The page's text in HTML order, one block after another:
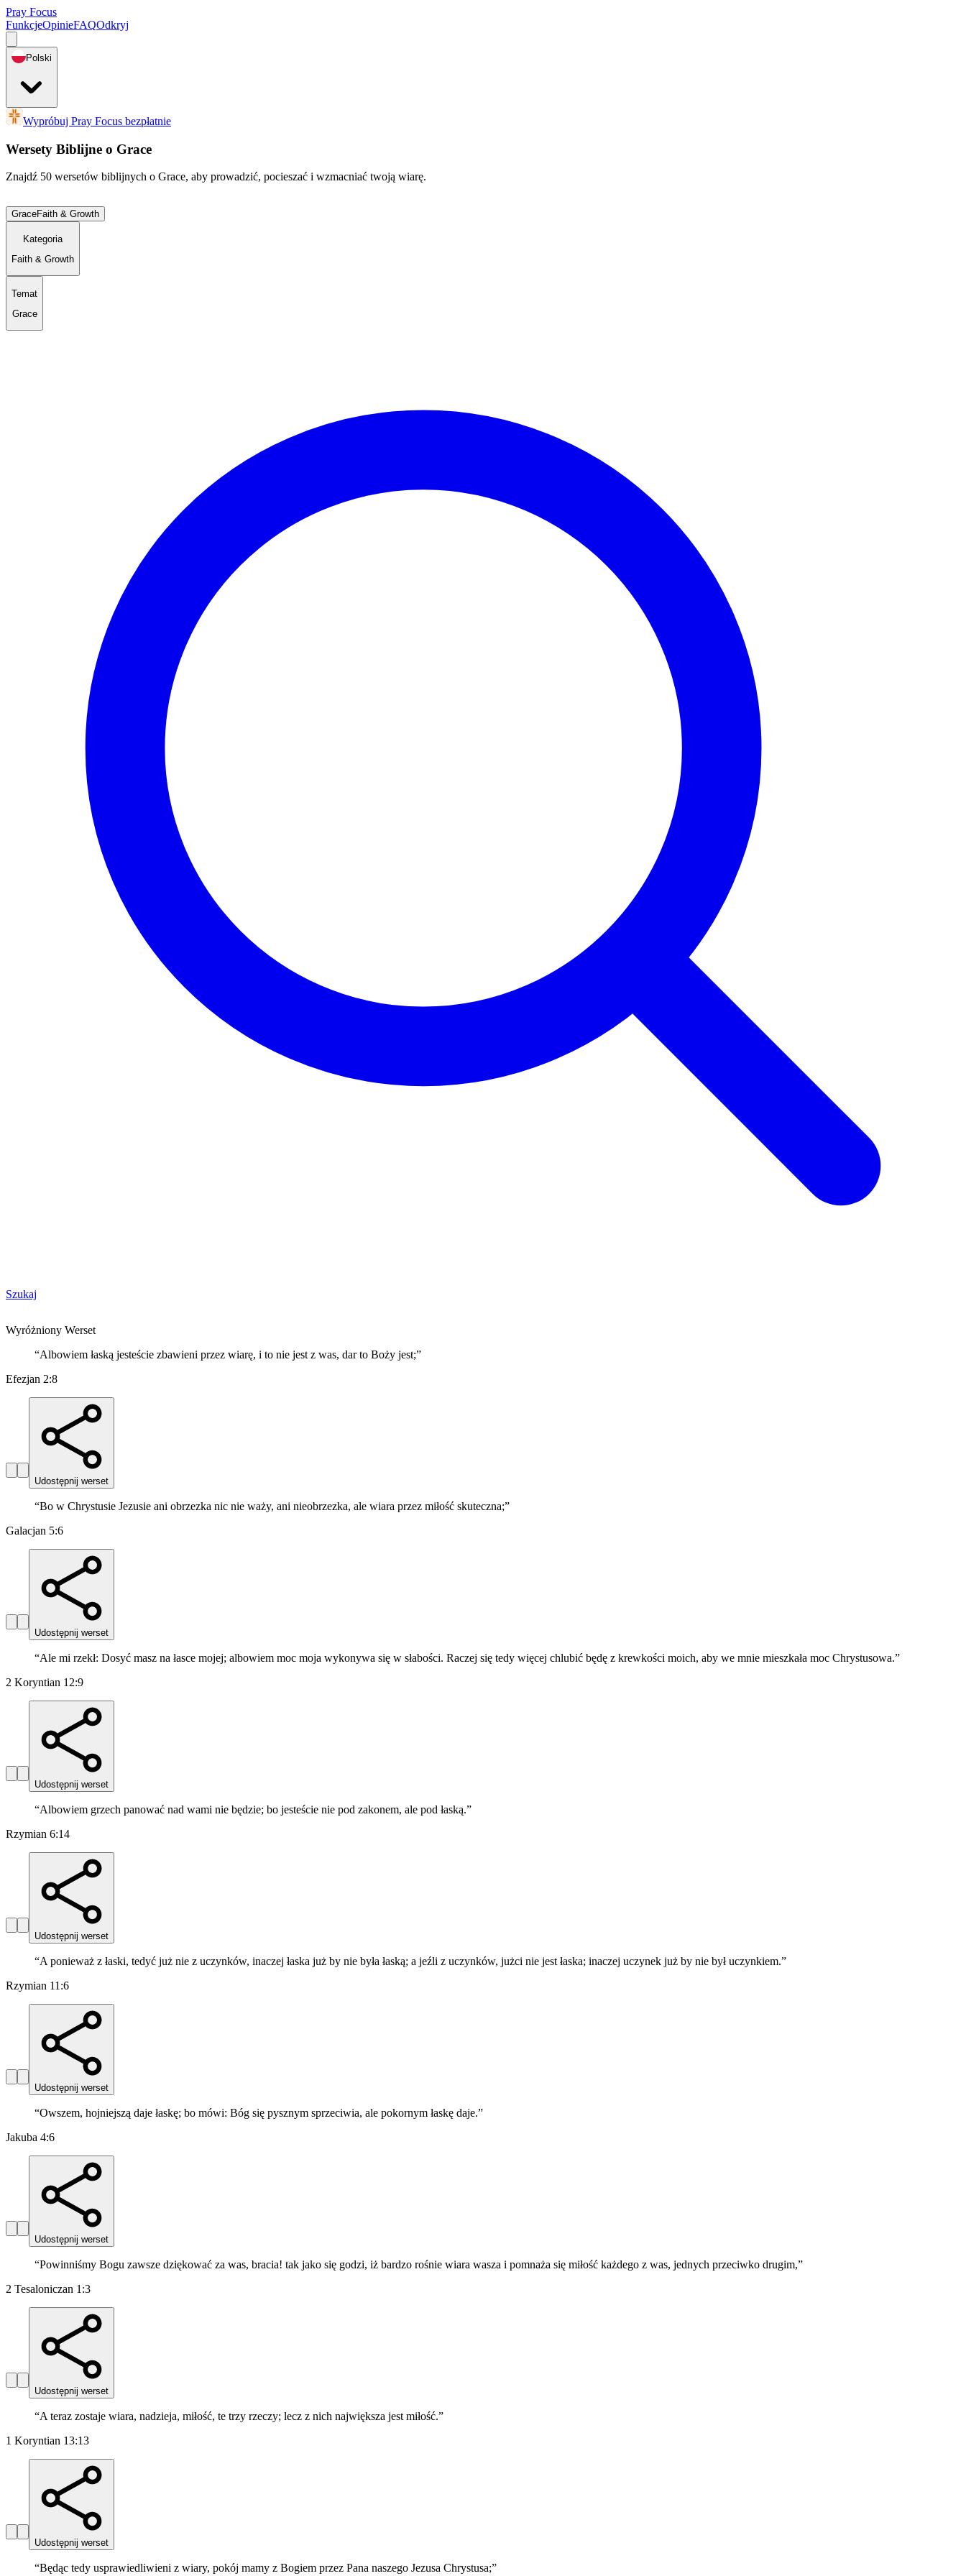
Pray Focus
FunkcjeOpinieFAQOdkryj
Polski
Wypróbuj Pray Focus bezpłatnie
Wersety Biblijne o Grace
Znajdź 50 wersetów biblijnych o Grace, aby prowadzić, pocieszać i wzmacniać twoją wiarę.
GraceFaith & Growth
Kategoria
Faith & Growth
Temat
Grace
Szukaj
Wyróżniony Werset
“Albowiem łaską jesteście zbawieni przez wiarę, i to nie jest z was, dar to Boży jest;”
Efezjan 2:8
Udostępnij werset
“Bo w Chrystusie Jezusie ani obrzezka nic nie waży, ani nieobrzezka, ale wiara przez miłość skuteczna;”
Galacjan 5:6
Udostępnij werset
“Ale mi rzekł: Dosyć masz na łasce mojej; albowiem moc moja wykonywa się w słabości. Raczej się tedy więcej chlubić będę z krewkości moich, aby we mnie mieszkała moc Chrystusowa.”
2 Koryntian 12:9
Udostępnij werset
“Albowiem grzech panować nad wami nie będzie; bo jesteście nie pod zakonem, ale pod łaską.”
Rzymian 6:14
Udostępnij werset
“A ponieważ z łaski, tedyć już nie z uczynków, inaczej łaska już by nie była łaską; a jeźli z uczynków, jużci nie jest łaska; inaczej uczynek już by nie był uczynkiem.”
Rzymian 11:6
Udostępnij werset
“Owszem, hojniejszą daje łaskę; bo mówi: Bóg się pysznym sprzeciwia, ale pokornym łaskę daje.”
Jakuba 4:6
Udostępnij werset
“Powinniśmy Bogu zawsze dziękować za was, bracia! tak jako się godzi, iż bardzo rośnie wiara wasza i pomnaża się miłość każdego z was, jednych przeciwko drugim,”
2 Tesaloniczan 1:3
Udostępnij werset
“A teraz zostaje wiara, nadzieja, miłość, te trzy rzeczy; lecz z nich największa jest miłość.”
1 Koryntian 13:13
Udostępnij werset
“Będąc tedy usprawiedliwieni z wiary, pokój mamy z Bogiem przez Pana naszego Jezusa Chrystusa;”